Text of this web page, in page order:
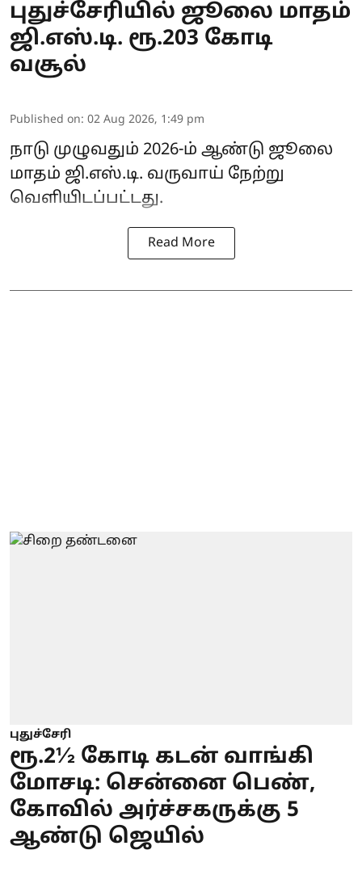
புதுச்சேரியில் ஜூலை மாதம்
ஜி.எஸ்.டி. ரூ.203 கோடி
வசூல்
Published on: 02 Aug 2026, 1:49 pm
நாடு முழுவதும் 2026-ம் ஆண்டு ஜூலை
மாதம் ஜி.எஸ்.டி. வருவாய் நேற்று
வெளியிடப்பட்டது.
Read More
புதுச்சேரி
ரூ.2½ கோடி கடன் வாங்கி
மோசடி: சென்னை பெண்,
கோவில் அர்ச்சகருக்கு 5
ஆண்டு ஜெயில்